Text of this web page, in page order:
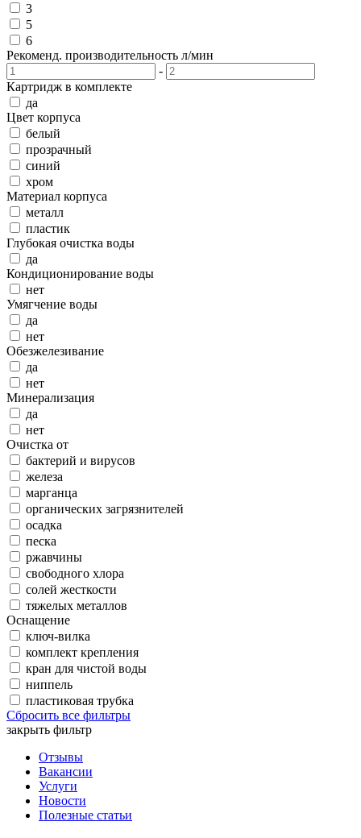
3
5
6
Рекоменд. производительность л/мин
-
Картридж в комплекте
да
Цвет корпуса
белый
прозрачный
синий
хром
Материал корпуса
металл
пластик
Глубокая очистка воды
да
Кондиционирование воды
нет
Умягчение воды
да
нет
Обезжелезивание
да
нет
Минерализация
да
нет
Очистка от
бактерий и вирусов
железа
марганца
органических загрязнителей
осадка
песка
ржавчины
свободного хлора
солей жесткости
тяжелых металлов
Оснащение
ключ-вилка
комплект крепления
кран для чистой воды
ниппель
пластиковая трубка
Сбросить все фильтры
закрыть фильтр
Отзывы
Вакансии
Услуги
Новости
Полезные статьи